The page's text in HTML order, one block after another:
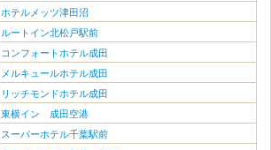
ホテルメッツ津田沼
ルートイン北松戸駅前
コンフォートホテル成田
メルキュールホテル成田
リッチモンドホテル成田
東横イン 成田空港
スーパーホテル千葉駅前